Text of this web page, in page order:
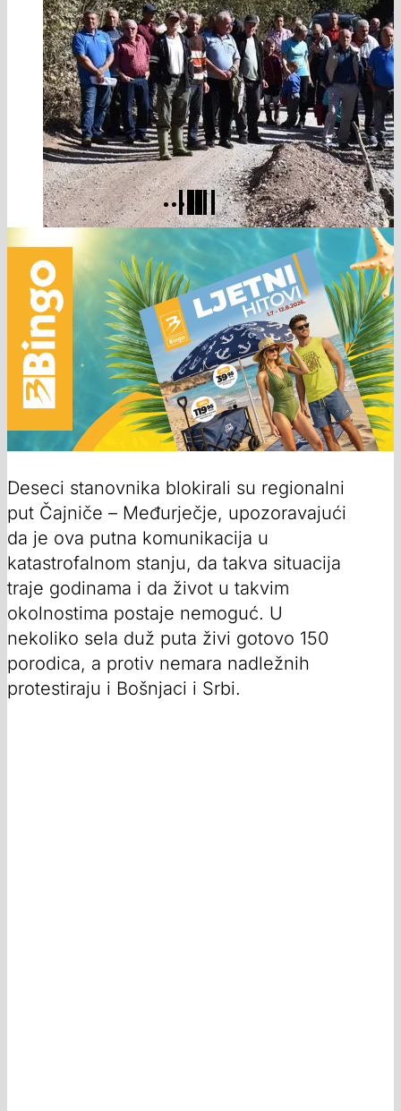
Deseci stanovnika blokirali su regionalni
put Čajniče – Međurječje, upozoravajući
da je ova putna komunikacija u
katastrofalnom stanju, da takva situacija
traje godinama i da život u takvim
okolnostima postaje nemoguć. U
nekoliko sela duž puta živi gotovo 150
porodica, a protiv nemara nadležnih
protestiraju i Bošnjaci i Srbi.